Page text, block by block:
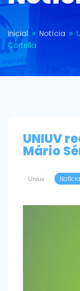
Inicial 9 Notícia 9
Cortella
UNIUV
Mário
Uniuv Notícia